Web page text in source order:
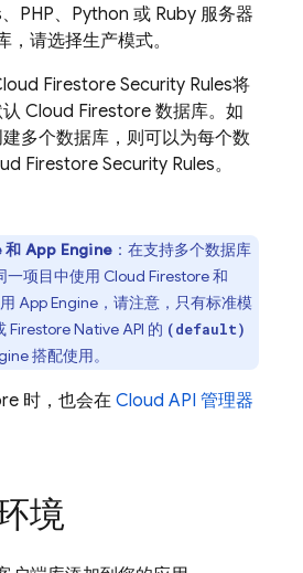
PHP、Python 或 Ruby 服务器
，请选择生产模式。
Firestore Security Rules将
Cloud Firestore 数据库。如
多个数据库，则可以为每个数
Firestore Security Rules。
和 App Engine ：在支持多个数据库
一项目中使用 Cloud Firestore和
App Engine ，请注意，只有标准模
Firestore Native API 的 (default)
搭配使用。
时，也会在 Cloud API 管理器
境